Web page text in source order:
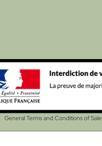
General Terms and Conditions of Sale